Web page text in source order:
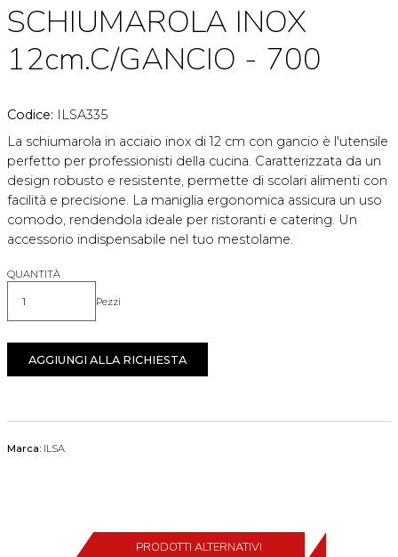
SCHIUMAROLA INOX
12cm.C/GANCIO - 700
Codice: ILSA335
La schiumarola in acciaio inox di 12 cm con gancio è l'utensile
perfetto per professionisti della cucina. Caratterizzata da un
design robusto e resistente, permette di scolari alimenti con
facilità e precisione. La maniglia ergonomica assicura un uso
comodo, rendendola ideale per ristoranti e catering. Un
accessorio indispensabile nel tuo mestolame.
QUANTITÀ
Quantità Pezzi
AGGIUNGI ALLA RICHIESTA
Marca: ILSA
PRODOTTI ALTERNATIVI